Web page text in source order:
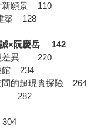
新願景 110
築 128
誠×阮慶岳 142
境差異 220
館 234
間的超現實探險 264
路 282